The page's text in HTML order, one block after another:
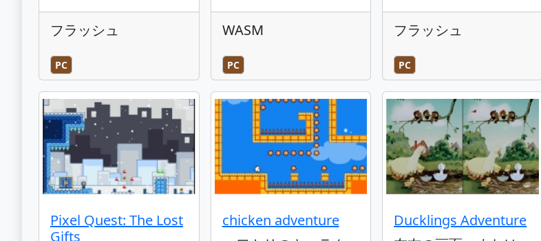
フラッシュ
PC
WASM
PC
フラッシュ
PC
Pixel Quest: The Lost
Gifts
chicken adventure
Ducklings Adventure